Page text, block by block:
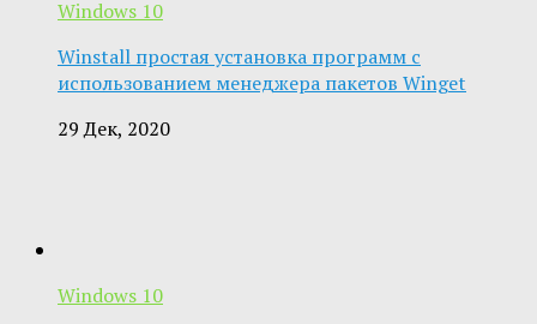
Windows 10
Winstall простая установка программ с
использованием менеджера пакетов Winget
29 Дек, 2020
Windows 10